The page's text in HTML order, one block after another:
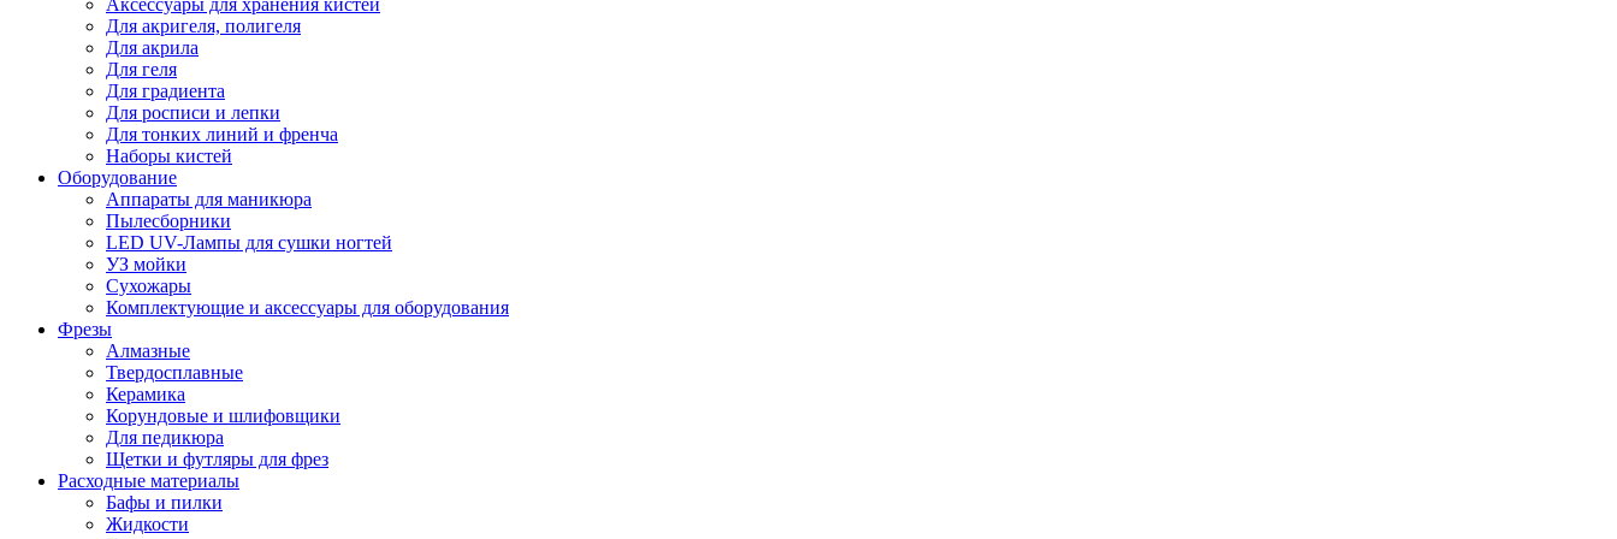
Аксессуары для хранения кистей
Для акригеля, полигеля
Для акрила
Для геля
Для градиента
Для росписи и лепки
Для тонких линий и френча
Наборы кистей
Оборудование
Аппараты для маникюра
Пылесборники
LED UV-Лампы для сушки ногтей
УЗ мойки
Сухожары
Комплектующие и аксессуары для оборудования
Фрезы
Алмазные
Твердосплавные
Керамика
Корундовые и шлифовщики
Для педикюра
Щетки и футляры для фрез
Расходные материалы
Бафы и пилки
Жидкости